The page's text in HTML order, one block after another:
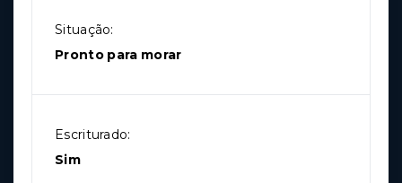
Situação:
Pronto para morar
Escriturado:
Sim